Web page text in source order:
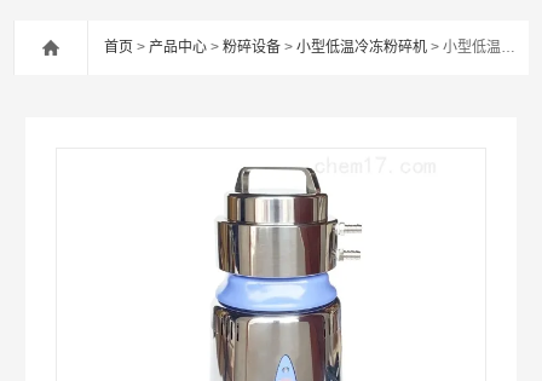
首页 >产品中心 >粉碎设备 >小型低温冷冻粉碎机 > 小型低温冷冻粉碎机